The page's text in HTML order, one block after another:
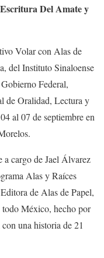
Del Amate y
Volar con Alas de
del Instituto Sinaloense
Federal,
de Oralidad, Lectura y
al 07 de septiembre en
cargo de Jael Álvarez
Alas y Raíces
de Alas de Papel,
México, hecho por
una historia de 21